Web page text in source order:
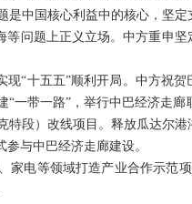
中国核心利益中的核心，坚
问题上正义立场。中方重申
“十五五”顺利开局。中方祝
一带一路”，举行中巴经济走廊
段）改线项目。释放瓜达尔
与中巴经济走廊建设。
家电等领域打造产业合作示范